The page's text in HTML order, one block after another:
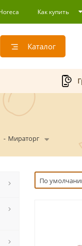
Как купить
Каталог
- Мираторг
По